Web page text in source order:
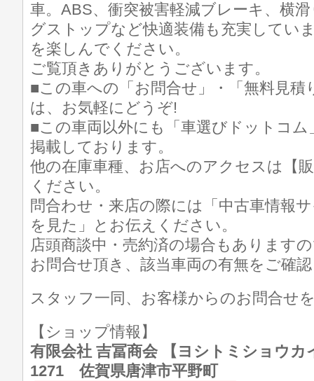
車。ABS、衝突被害軽減ブレーキ、横
グストップなど快適装備も充実してい
を楽しんでください。
ご覧頂きありがとうございます。
■この車への「お問合せ」・「無料見積
は、お気軽にどうぞ!
■この車両以外にも「車選びドットコ
掲載しております。
他の在庫車種、お店へのアクセスは【
ください。
問合わせ・来店の際には「中古車情報
を見た」とお伝えください。
店頭商談中・売約済の場合もあります
お問合せ頂き、該当車両の有無をご確
スタッフ一同、お客様からのお問合せ
【ショップ情報】
有限会社 吉冨商会 【ヨシトミショウ
1271 佐賀県唐津市平野町